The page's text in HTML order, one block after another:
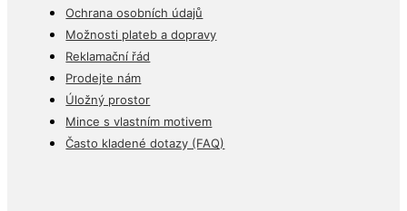
Ochrana osobních údajů
Možnosti plateb a dopravy
Reklamační řád
Prodejte nám
Úložný prostor
Mince s vlastním motivem
Často kladené dotazy (FAQ)